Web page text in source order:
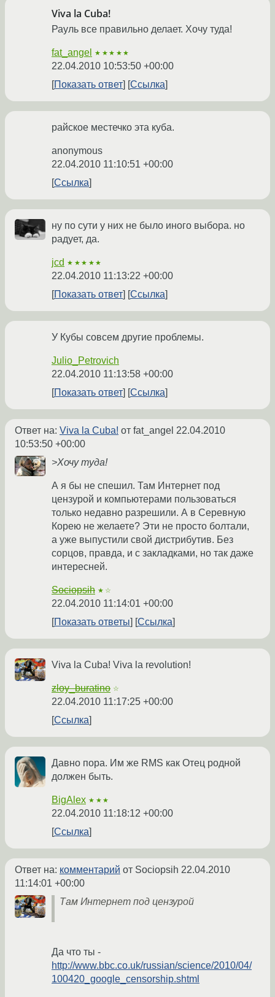
Viva la Cuba!
Рауль все правильно делает. Хочу туда!
fat_angel ★★★★★
22.04.2010 10:53:50 +00:00
Показать ответ
Ссылка
райское местечко эта куба.
anonymous
22.04.2010 11:10:51 +00:00
Ссылка
ну по сути у них не было иного выбора. но
радует, да.
jcd ★★★★★
22.04.2010 11:13:22 +00:00
Показать ответ
Ссылка
У Кубы совсем другие проблемы.
Julio_Petrovich
22.04.2010 11:13:58 +00:00
Показать ответ
Ссылка
Ответ на: Viva la Cuba! от fat_angel 22.04.2010
10:53:50 +00:00
>Хочу туда!
А я бы не спешил. Там Интернет под
цензурой и компьютерами пользоваться
только недавно разрешили. А в Серевную
Корею не желаете? Эти не просто болтали,
а уже выпустили свой дистрибутив. Без
сорцов, правда, и с закладками, но так даже
интересней.
Sociopsih ★☆
22.04.2010 11:14:01 +00:00
Показать ответы
Ссылка
Viva la Cuba! Viva la revolution!
zloy_buratino ☆
22.04.2010 11:17:25 +00:00
Ссылка
Давно пора. Им же RMS как Отец родной
должен быть.
BigAlex ★★★
22.04.2010 11:18:12 +00:00
Ссылка
Ответ на: комментарий от Sociopsih 22.04.2010
11:14:01 +00:00
Там Интернет под цензурой
Да что ты -
http://www.bbc.co.uk/russian/science/2010/04/
100420_google_censorship.shtml